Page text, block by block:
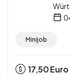
Minijob
17,50Euro